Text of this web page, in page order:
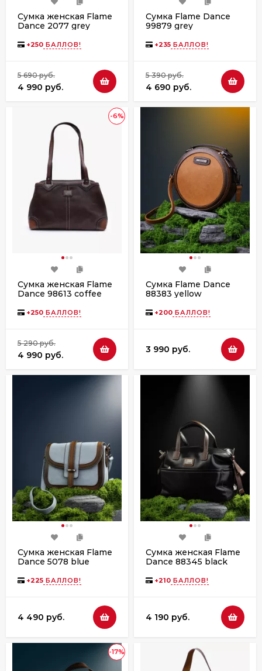
Сумка женская Flame
Dance 2077 grey
+250 БАЛЛОВ!
5 690 руб.
4 990 руб.
Сумка Flame Dance
99879 grey
+235 БАЛЛОВ!
5 390 руб.
4 690 руб.
-6%
Сумка женская Flame
Dance 98613 coffee
+250 БАЛЛОВ!
5 290 руб.
4 990 руб.
Сумка Flame Dance
88383 yellow
+200 БАЛЛОВ!
3 990 руб.
Сумка женская Flame
Dance 5078 blue
+225 БАЛЛОВ!
4 490 руб.
Сумка женская Flame
Dance 88345 black
+210 БАЛЛОВ!
4 190 руб.
-17%